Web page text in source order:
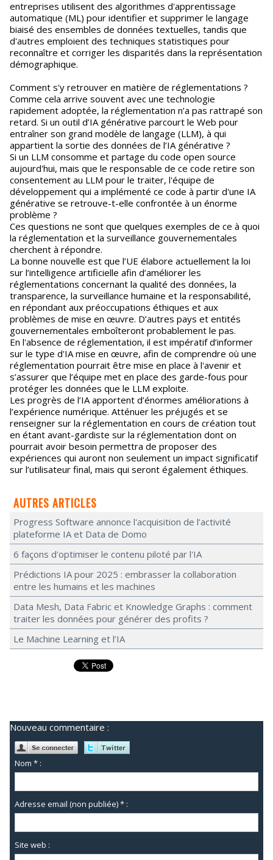
entreprises utilisent des algorithmes d'apprentissage
automatique (ML) pour identifier et supprimer le langage
biaisé des ensembles de données textuelles, tandis que
d'autres emploient des techniques statistiques pour
reconnaître et corriger les disparités dans la représentation
démographique.
Comment s'y retrouver en matière de réglementations ?
Comme cela arrive souvent avec une technologie
rapidement adoptée, la réglementation n’a pas rattrapé son
retard. Si un outil d’IA générative parcourt le Web pour
entraîner son grand modèle de langage (LLM), à qui
appartient la sortie des données de l’IA générative ?
Si un LLM consomme et partage du code open source
aujourd'hui, mais que le responsable de ce code retire son
consentement au LLM pour le traiter, l'équipe de
développement qui a implémenté ce code à partir d'une IA
générative se retrouve-t-elle confrontée à un énorme
problème ?
Ces questions ne sont que quelques exemples de ce à quoi
la réglementation et la surveillance gouvernementales
cherchent à répondre.
La bonne nouvelle est que l’UE élabore actuellement la loi
sur l’intelligence artificielle afin d’améliorer les
réglementations concernant la qualité des données, la
transparence, la surveillance humaine et la responsabilité,
en répondant aux préoccupations éthiques et aux
problèmes de mise en œuvre. D’autres pays et entités
gouvernementales emboîteront probablement le pas.
En l'absence de réglementation, il est impératif d’informer
sur le type d'IA mise en œuvre, afin de comprendre où une
réglementation pourrait être mise en place à l'avenir et
s’assurer que l’équipe met en place des garde-fous pour
protéger les données que le LLM exploite.
Les progrès de l’IA apportent d’énormes améliorations à
l’expérience numérique. Atténuer les préjugés et se
renseigner sur la réglementation en cours de création tout
en étant avant-gardiste sur la réglementation dont on
pourrait avoir besoin permettra de proposer des
expériences qui auront non seulement un impact significatif
sur l’utilisateur final, mais qui seront également éthiques.
AUTRES ARTICLES
Progress Software annonce l'acquisition de l’activité
plateforme IA et Data de Domo
6 façons d'optimiser le contenu piloté par l'IA
Prédictions IA pour 2025 : embrasser la collaboration
entre les humains et les machines
Data Mesh, Data Fabric et Knowledge Graphs : comment
traiter les données pour générer des profits ?
Le Machine Learning et l’IA
Nouveau commentaire :
Nom * :
Adresse email (non publiée) * :
Site web :